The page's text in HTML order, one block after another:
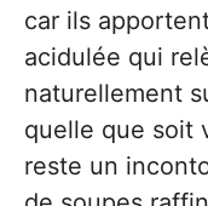
car ils
acidulée qui
naturellement
quelle que soit
reste un